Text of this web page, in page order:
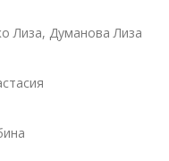
Лиза, Думанова Лиза